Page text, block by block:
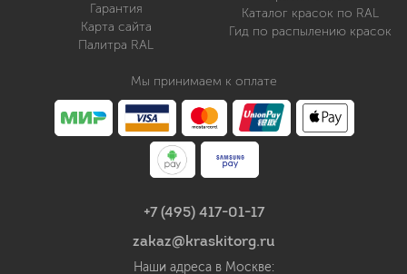
Гарантия
Карта сайта
Палитра RAL
Каталог красок по RAL
Гид по распылению красок
Мы принимаем к оплате
+7 (495) 417-01-17
zakaz@kraskitorg.ru
Наши адреса в Москве: